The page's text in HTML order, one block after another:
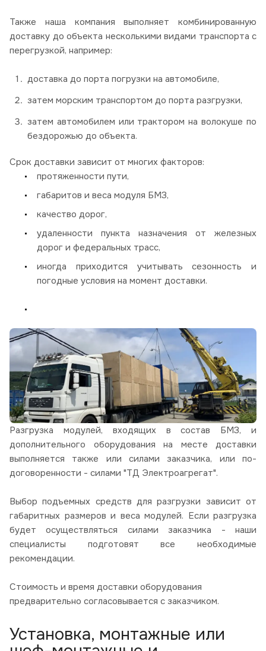
Также наша компания выполняет комбинированную
доставку до объекта несколькими видами транспорта с
перегрузкой, например:
доставка до порта погрузки на автомобиле,
затем морским транспортом до порта разгрузки,
затем автомобилем или трактором на волокуше по
бездорожью до объекта.
Срок доставки зависит от многих факторов:
протяженности пути,
габаритов и веса модуля БМЗ,
качество дорог,
удаленности пункта назначения от железных
дорог и федеральных трасс,
иногда приходится учитывать сезонность и
погодные условия на момент доставки.
Разгрузка модулей, входящих в состав БМЗ, и
дополнительного оборудования на месте доставки
выполняется также или силами заказчика, или по-
договоренности - силами "ТД Электроагрегат".
Выбор подъемных средств для разгрузки зависит от
габаритных размеров и веса модулей. Если разгрузка
будет осуществляться силами заказчика - наши
специалисты подготовят все необходимые
рекомендации.
Стоимость и время доставки оборудования
предварительно согласовывается с заказчиком.
Установка, монтажные или